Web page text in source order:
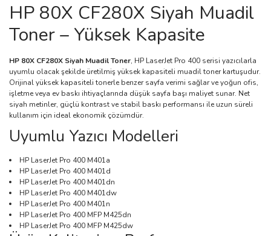
HP 80X CF280X Siyah Muadil
Toner – Yüksek Kapasite
HP 80X CF280X Siyah Muadil Toner, HP LaserJet Pro 400 serisi yazıcılarla
uyumlu olacak şekilde üretilmiş yüksek kapasiteli muadil toner kartuşudur.
Orijinal yüksek kapasiteli tonerle benzer sayfa verimi sağlar ve yoğun ofis,
işletme veya ev baskı ihtiyaçlarında düşük sayfa başı maliyet sunar. Net
siyah metinler, güçlü kontrast ve stabil baskı performansı ile uzun süreli
kullanım için ideal ekonomik çözümdür.
Uyumlu Yazıcı Modelleri
HP LaserJet Pro 400 M401a
HP LaserJet Pro 400 M401d
HP LaserJet Pro 400 M401dn
HP LaserJet Pro 400 M401dw
HP LaserJet Pro 400 M401n
HP LaserJet Pro 400 MFP M425dn
HP LaserJet Pro 400 MFP M425dw